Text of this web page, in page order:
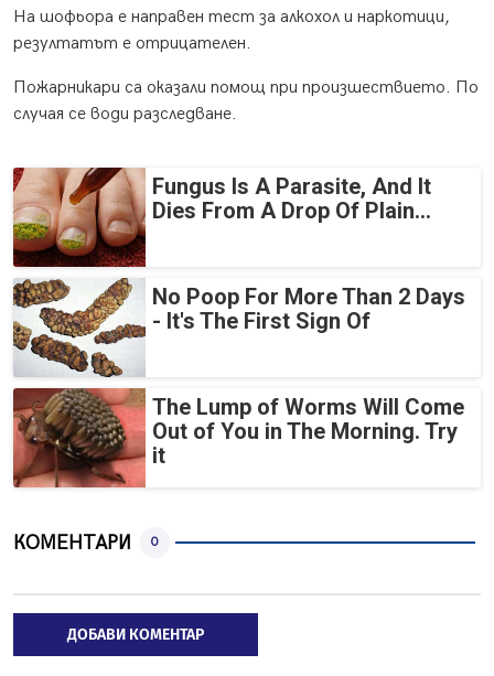
На шофьора е направен тест за алкохол и наркотици,
резултатът е отрицателен.
Пожарникари са оказали помощ при произшествието. По
случая се води разследване.
Fungus Is A Parasite, And It
Dies From A Drop Of Plain...
No Poop For More Than 2 Days
- It's The First Sign Of
The Lump of Worms Will Come
Out of You in The Morning. Try
it
КОМЕНТАРИ 0
ДОБАВИ КОМЕНТАР